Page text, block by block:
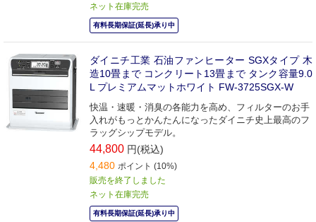
ネット在庫完売
有料長期保証(延長)承り中
ダイニチ工業 石油ファンヒーター SGXタイプ 木
造10畳まで コンクリート13畳まで タンク容量9.0
L プレミアムマットホワイト FW-3725SGX-W
快温・速暖・消臭の各能力を高め、フィルターのお手
入れがもっとかんたんになったダイニチ史上最高のフ
ラッグシップモデル。
44,800 円(税込)
4,480 ポイント (10%)
販売を終了しました
ネット在庫完売
有料長期保証(延長)承り中